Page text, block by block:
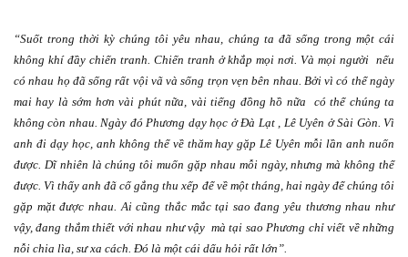
“Suốt trong thời kỳ chúng tôi yêu nhau, chúng ta đã sống trong một cái
không khí đầy chiến tranh. Chiến tranh ở khắp mọi nơi. Và mọi người nếu
có nhau họ đã sống rất vội vã và sống trọn vẹn bên nhau. Bởi vì có thể ngày
mai hay là sớm hơn vài phút nữa, vài tiếng đồng hồ nữa
có thể chúng ta
không còn nhau. Ngày đó Phương dạy học ở Đà Lạt , Lê Uyên ở Sài Gòn. Vì
anh đi dạy học, anh không thể về thăm hay gặp Lê Uyên mỗi lần anh nuốn
được. Dĩ nhiên là chúng tôi muốn gặp nhau mỗi ngày, nhưng mà không thể
được. Vì thấy anh đã cố gắng thu xếp để về một tháng, hai ngày để chúng tôi
gặp mặt được nhau. Ai cũng thắc mắc tại sao đang yêu thương nhau như
vậy, đang thắm thiết với nhau như vậy mà tại sao Phương chỉ viết về những
nỗi chia lìa, sư xa cách. Đó là một cái dấu hỏi rất lớn”.